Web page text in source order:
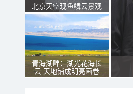
北京天空现鱼鳞云景观
青海湖畔：湖光花海长
云 天地铺成明亮画卷